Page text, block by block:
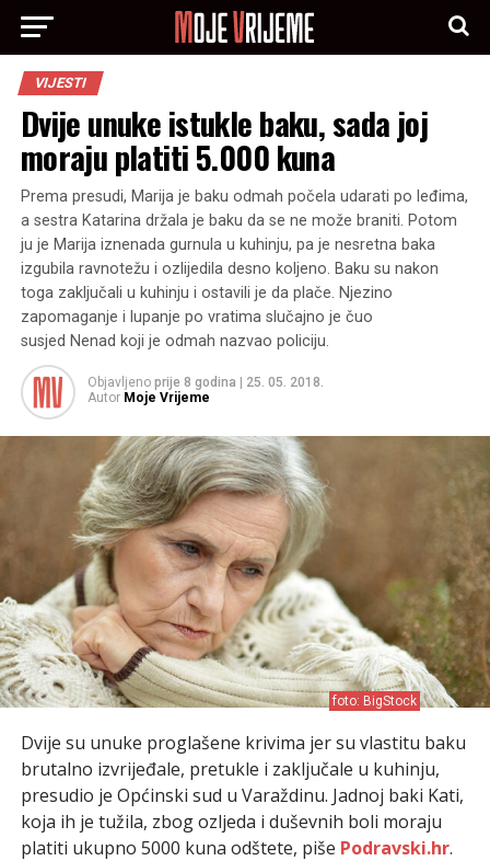
VIJESTI
Dvije unuke istukle baku, sada joj
moraju platiti 5.000 kuna
Prema presudi, Marija je baku odmah počela udarati po leđima,
a sestra Katarina držala je baku da se ne može braniti. Potom
ju je Marija iznenada gurnula u kuhinju, pa je nesretna baka
izgubila ravnotežu i ozlijedila desno koljeno. Baku su nakon
toga zaključali u kuhinju i ostavili je da plače. Njezino
zapomaganje i lupanje po vratima slučajno je čuo
susjed Nenad koji je odmah nazvao policiju.
Objavljeno prije 8 godina
25. 05. 2018.
Autor Moje Vrijeme
foto: BigStock
Dvije su unuke proglašene krivima jer su vlastitu baku
brutalno izvrijeđale, pretukle i zaključale u kuhinju,
presudio je Općinski sud u Varaždinu. Jadnoj baki Kati,
koja ih je tužila, zbog ozljeda i duševnih boli moraju
platiti ukupno 5000 kuna odštete, piše Podravski.hr.